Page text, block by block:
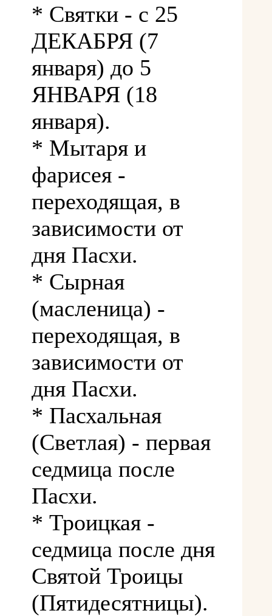
* Святки - с 25
ДЕКАБРЯ (7
января) до 5
ЯНВАРЯ (18
января).
* Мытаря и
фарисея -
переходящая, в
зависимости от
дня Пасхи.
* Сырная
(масленица) -
переходящая, в
зависимости от
дня Пасхи.
* Пасхальная
(Светлая) - первая
седмица после
Пасхи.
* Троицкая -
седмица после дня
Святой Троицы
(Пятидесятницы).